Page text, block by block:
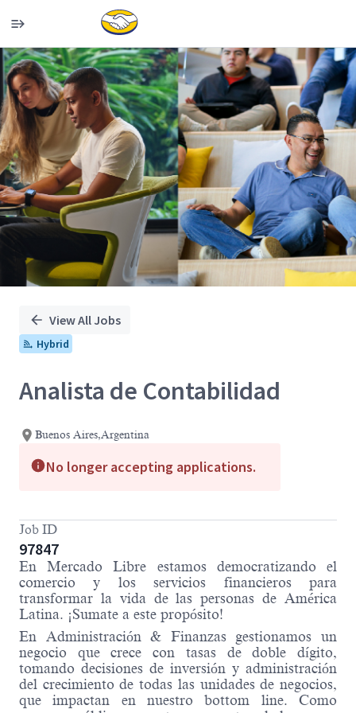
Single
Position
View All Jobs
Hybrid
Analista de Contabilidad
Buenos Aires,Argentina
No longer accepting applications.
Job ID
97847
En Mercado Libre estamos democratizando el
comercio y los servicios financieros para
transformar la vida de las personas de América
Latina. ¡Sumate a este propósito!
En Administración & Finanzas gestionamos un
negocio que crece con tasas de doble dígito,
tomando decisiones de inversión y administración
del crecimiento de todas las unidades de negocios,
que impactan en nuestro bottom line. Como